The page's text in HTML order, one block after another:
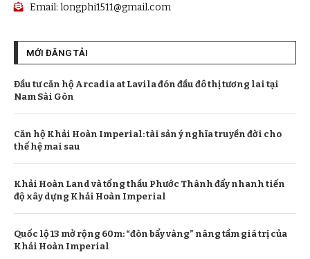
Email: longphi1511@gmail.com
MỚI ĐĂNG TẢI
Đầu tư căn hộ Arcadia at Lavila đón đầu đô thị tương lai tại
Nam Sài Gòn
Căn hộ Khải Hoàn Imperial: tài sản ý nghĩa truyền đời cho
thế hệ mai sau
Khải Hoàn Land và tổng thầu Phước Thành đẩy nhanh tiến
độ xây dựng Khải Hoàn Imperial
Quốc lộ 13 mở rộng 60m: “đòn bẩy vàng” nâng tầm giá trị của
Khải Hoàn Imperial